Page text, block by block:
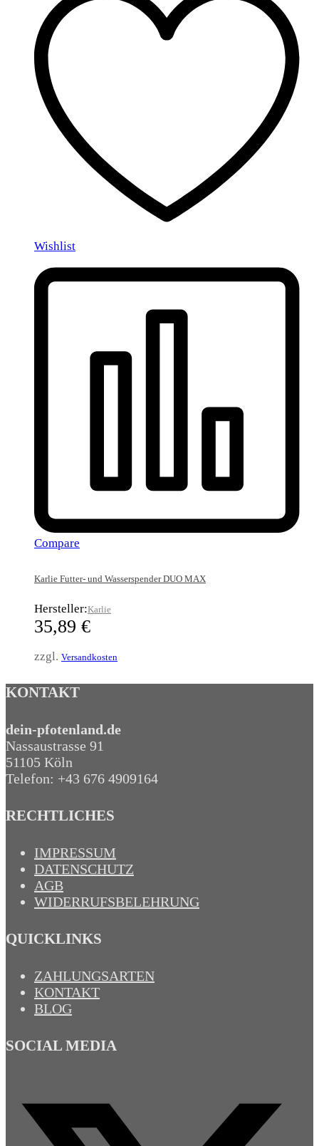
Wishlist
Compare
Karlie Futter- und Wasserspender DUO MAX
Hersteller:Karlie
35,89 €
zzgl. Versandkosten
KONTAKT
dein-pfotenland.de
Nassaustrasse 91
51105 Köln
Telefon: +43 676 4909164‬
RECHTLICHES
IMPRESSUM
DATENSCHUTZ
AGB
WIDERRUFSBELEHRUNG
QUICKLINKS
ZAHLUNGSARTEN
KONTAKT
BLOG
SOCIAL MEDIA